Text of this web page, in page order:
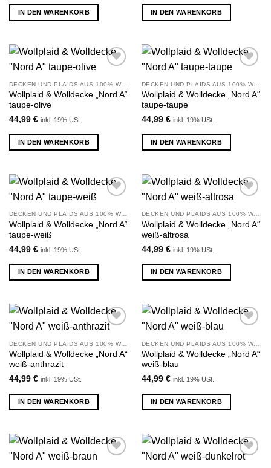
IN DEN WARENKORB IN DEN WARENKORB
Wunschliste
hinzufügen
DECKEN UND PLAIDS AUS 100% WOLLE
Wollplaid & Wolldecke „Nord A“
taupe-olive
44,99 € inkl. 19% USt.
IN DEN WARENKORB
Wunschliste
hinzufügen
DECKEN UND PLAIDS AUS 100% WOLLE
Wollplaid & Wolldecke „Nord A“
taupe-taupe
44,99 € inkl. 19% USt.
IN DEN WARENKORB
Wunschliste
hinzufügen
DECKEN UND PLAIDS AUS 100% WOLLE
Wollplaid & Wolldecke „Nord A“
taupe-weiß
44,99 € inkl. 19% USt.
IN DEN WARENKORB
Wunschliste
hinzufügen
DECKEN UND PLAIDS AUS 100% WOLLE
Wollplaid & Wolldecke „Nord A“
weiß-altrosa
44,99 € inkl. 19% USt.
IN DEN WARENKORB
Wunschliste
hinzufügen
DECKEN UND PLAIDS AUS 100% WOLLE
Wollplaid & Wolldecke „Nord A“
weiß-anthrazit
44,99 € inkl. 19% USt.
IN DEN WARENKORB
Wunschliste
hinzufügen
DECKEN UND PLAIDS AUS 100% WOLLE
Wollplaid & Wolldecke „Nord A“
weiß-blau
44,99 € inkl. 19% USt.
IN DEN WARENKORB